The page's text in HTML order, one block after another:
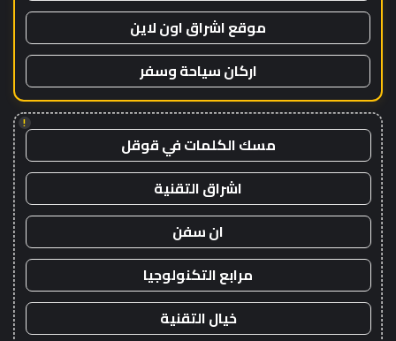
موقع اشراق اون لاين
اركان سياحة وسفر
!
مسك الكلمات في قوقل
اشراق التقنية
ان سفن
مرابع التكنولوجيا
خيال التقنية